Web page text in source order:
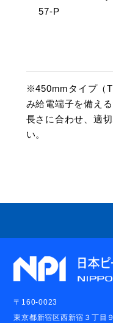
57-P
※450mmタイプ（
み給電端子を備え
長さに合わせ、適
い。
〒160-0023
東京都新宿区西新宿３丁目